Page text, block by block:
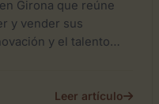
Girona que reúne
y vender sus
y el talento
Leer artículo